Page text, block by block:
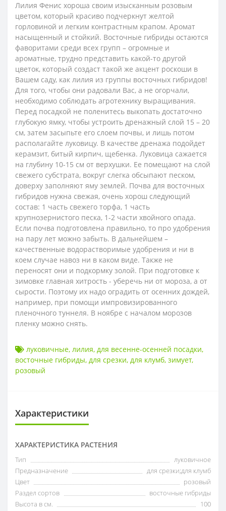
Лилия Фенис хороша своим изысканным розовым
цветом, который красиво подчеркнут желтой
горловиной и легким контрастным крапом. Аромат
насыщенный и стойкий. Восточные гибриды остаются
фаворитами среди всех групп – огромные и
ароматные, трудно представить какой-то другой
цветок, который создаст такой же акцент роскоши в
Вашем саду, как лилия из группы восточных гибридов!
Для того, чтобы они радовали Вас, а не огорчали,
необходимо соблюдать агротехнику выращивания.
Перед посадкой не поленитесь выкопать достаточно
глубокую ямку, чтобы устроить дренажный слой 15 – 20
см, затем засыпьте его слоем почвы, и лишь потом
располагайте луковицу. В качестве дренажа подойдет
керамзит, битый кирпич, щебенка. Луковица сажается
на глубину 10-15 см от верхушки. Ее помещают на слой
свежего субстрата, вокруг слегка обсыпают песком,
доверху заполняют яму землей. Почва для восточных
гибридов нужна свежая, очень хорош следующий
состав: 1 часть свежего торфа, 1 часть
крупнозернистого песка, 1-2 части хвойного опада.
Если почва подготовлена правильно, то про удобрения
на пару лет можно забыть. В дальнейшем –
качественные водорастворимые удобрения и ни в
коем случае навоз ни в каком виде. Также не
переносят они и подкормку золой. При подготовке к
зимовке главная хитрость - уберечь ни от мороза, а от
сырости. Поэтому их надо оградить от осенних дождей,
например, при помощи импровизированного
пленочного туннеля. В ноябре с началом морозов
пленку можно снять.
луковичные, лилия, для весенне-осенней посадки,
восточные гибриды, для срезки, для клумб, зимует,
розовый
Характеристики
ХАРАКТЕРИСТИКА РАСТЕНИЯ
Тип
луковичное
Предназначение
для срезки;для клумб
Цвет
розовый
Раздел сортов
восточные гибриды
Высота в см.
100